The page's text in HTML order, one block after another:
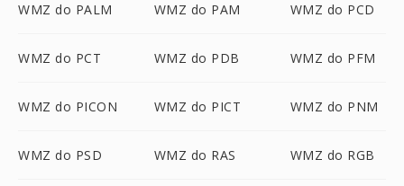
WMZ do PALM WMZ do PAM WMZ do PCD
WMZ do PCT WMZ do PDB WMZ do PFM
WMZ do PICON WMZ do PICT WMZ do PNM
WMZ do PSD WMZ do RAS WMZ do RGB